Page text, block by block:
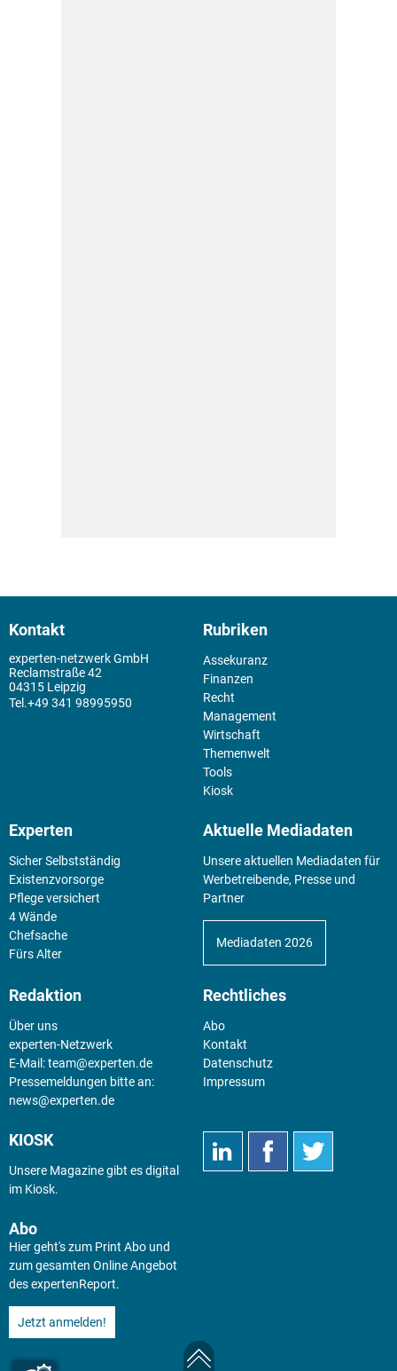
Kontakt
experten-netzwerk GmbH
Reclamstraße 42
04315 Leipzig
+49 341 98995950
Rubriken
Assekuranz
Finanzen
Recht
Management
Wirtschaft
Themenwelt
Tools
Kiosk
Experten
Sicher Selbstständig
Existenz­vorsorge
Pflege versichert
4 Wände
Chefsache
Fürs Alter
Aktuelle Mediadaten
Unsere aktuellen Mediadaten für
Werbetreibende, Presse und
Partner
Mediadaten 2026
Redaktion
Über uns
experten-Netzwerk
E-Mail:team@experten.de
Pressemeldungen bitte an:
news@experten.de
Rechtliches
Abo
Kontakt
Datenschutz
Impressum
KIOSK
Unsere Magazine gibt es digital
im Kiosk.
Abo
Hier geht's zum Print Abo und
zum gesamten Online Angebot
des expertenReport.
Jetzt anmelden!